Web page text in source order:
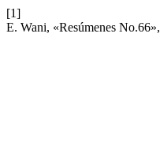
[1]
E. Wani, «Resúmenes No.66»,